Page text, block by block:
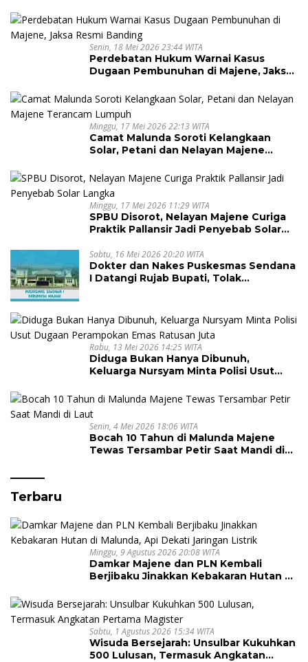
Senin, 18 Mei 2026 23:44 WITA
Perdebatan Hukum Warnai Kasus
Dugaan Pembunuhan di Majene, Jaksa
Minggu, 17 Mei 2026 22:13 WITA
Camat Malunda Soroti Kelangkaan
Solar, Petani dan Nelayan Majene
Minggu, 17 Mei 2026 11:29 WITA
SPBU Disorot, Nelayan Majene Curiga
Praktik Pallansir Jadi Penyebab Solar
Sabtu, 16 Mei 2026 20:20 WITA
Dokter dan Nakes Puskesmas Sendana
I Datangi Rujab Bupati, Tolak
Rabu, 13 Mei 2026 14:25 WITA
Diduga Bukan Hanya Dibunuh,
Keluarga Nursyam Minta Polisi Usut
Juta
Senin, 4 Mei 2026 18:06 WITA
Bocah 10 Tahun di Malunda Majene
Tewas Tersambar Petir Saat Mandi di
Terbaru
Minggu, 9 Agustus 2026 20:08 WITA
Damkar Majene dan PLN Kembali
Berjibaku Jinakkan Kebakaran Hutan di
Sabtu, 1 Agustus 2026 15:34 WITA
Wisuda Bersejarah: Unsulbar Kukuhkan
500 Lulusan, Termasuk Angkatan